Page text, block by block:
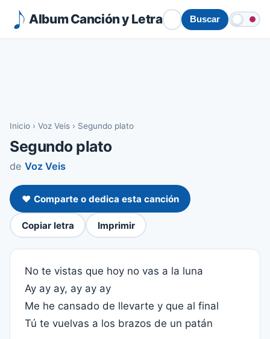
Album Canción y Letra Buscar
Inicio › Voz Veis › Segundo plato
Segundo plato
de Voz Veis
❤️ Comparte o dedica esta canción
Copiar letra Imprimir
No te vistas que hoy no vas a la luna
Ay ay ay, ay ay ay
Me he cansado de llevarte y que al final
Tú te vuelvas a los brazos de un patán